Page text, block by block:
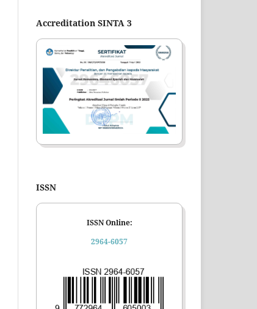
Accreditation SINTA 3
ISSN
ISSN Online:
2964-6057